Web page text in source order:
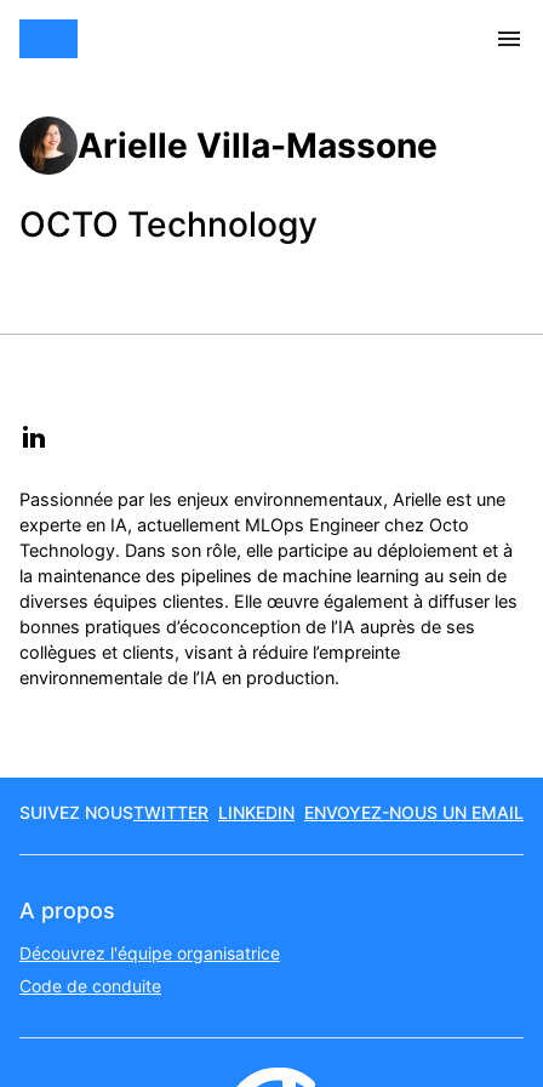
Arielle Villa-Massone
OCTO Technology
Passionnée par les enjeux environnementaux, Arielle est une
experte en IA, actuellement MLOps Engineer chez Octo
Technology. Dans son rôle, elle participe au déploiement et à
la maintenance des pipelines de machine learning au sein de
diverses équipes clientes. Elle œuvre également à diffuser les
bonnes pratiques d’écoconception de l’IA auprès de ses
collègues et clients, visant à réduire l’empreinte
environnementale de l’IA en production.
SUIVEZ NOUSTWITTER LINKEDIN ENVOYEZ-NOUS UN EMAIL
A propos
Découvrez l'équipe organisatrice
Code de conduite